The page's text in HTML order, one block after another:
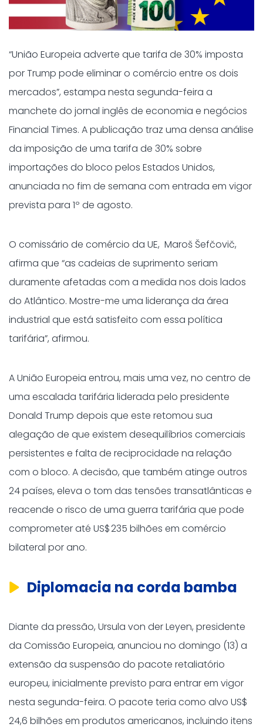
“União Europeia adverte que tarifa de 30% imposta
por Trump pode eliminar o comércio entre os dois
mercados”, estampa nesta segunda-feira a
manchete do jornal inglês de economia e negócios
Financial Times. A publicação traz uma densa análise
da imposição de uma tarifa de 30% sobre
importações do bloco pelos Estados Unidos,
anunciada no fim de semana com entrada em vigor
prevista para 1º de agosto.
O comissário de comércio da UE, Maroš Šefčovič,
afirma que “as cadeias de suprimento seriam
duramente afetadas com a medida nos dois lados
do Atlântico. Mostre-me uma liderança da área
industrial que está satisfeito com essa política
tarifária”, afirmou.
A União Europeia entrou, mais uma vez, no centro de
uma escalada tarifária liderada pelo presidente
Donald Trump depois que este retomou sua
alegação de que existem desequilíbrios comerciais
persistentes e falta de reciprocidade na relação
com o bloco. A decisão, que também atinge outros
24 países, eleva o tom das tensões transatlânticas e
reacende o risco de uma guerra tarifária que pode
comprometer até US$235 bilhões em comércio
bilateral por ano.
Diplomacia na corda bamba
Diante da pressão, Ursula von der Leyen, presidente
da Comissão Europeia, anunciou no domingo (13) a
extensão da suspensão do pacote retaliatório
europeu, inicialmente previsto para entrar em vigor
nesta segunda-feira. O pacote teria como alvo US$
24,6 bilhões em produtos americanos, incluindo itens